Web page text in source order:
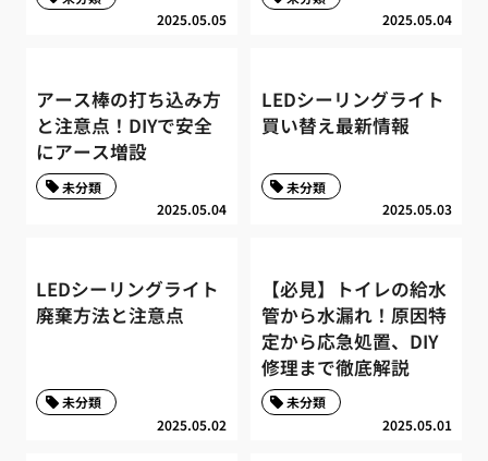
2025.05.05
2025.05.04
アース棒の打ち込み方
と注意点！DIYで安全
にアース増設
2025.05.04
未分類
LEDシーリングライト
買い替え最新情報
2025.05.03
未分類
LEDシーリングライト
廃棄方法と注意点
2025.05.02
未分類
【必見】トイレの給水
管から水漏れ！原因特
定から応急処置、DIY
修理まで徹底解説
2025.05.01
未分類